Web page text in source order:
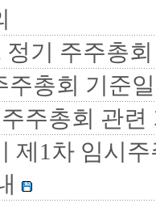
정기 주주총
총회 기준
주총회 관
제1차 임시